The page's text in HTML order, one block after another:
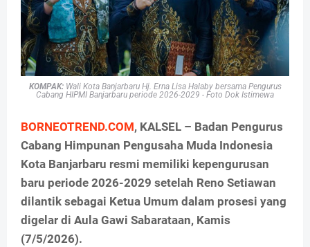
KOMPAK: Wali Kota Banjarbaru Hj. Erna Lisa Halaby bersama Pengurus
Cabang HIPMI Banjarbaru periode 2026-2029 - Foto Dok Istimewa
BORNEOTREND.COM, KALSEL – Badan Pengurus
Cabang Himpunan Pengusaha Muda Indonesia
Kota Banjarbaru resmi memiliki kepengurusan
baru periode 2026-2029 setelah Reno Setiawan
dilantik sebagai Ketua Umum dalam prosesi yang
digelar di Aula Gawi Sabarataan, Kamis
(7/5/2026).